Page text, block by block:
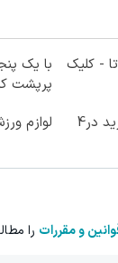
- کلیک
با یک
پرپشت
70% تخفیف ویژه جین وست + خرید در4
لوازم
و مقررات را